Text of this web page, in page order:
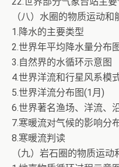
（八）水圈的物质运动和
1.降水的主要类型
2.世界年平均降水量分布
3.自然界的水循环示意图
4.世界洋流和行星风系模
5.世界洋流分布图(1月)
6.世界著名渔场、洋流、
7.寒暖流对气候的影响分
8.寒暖流判读
（九）岩石圈的物质运动